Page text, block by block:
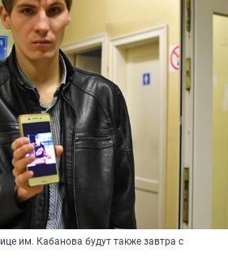
им. Кабанова будут также завтра с